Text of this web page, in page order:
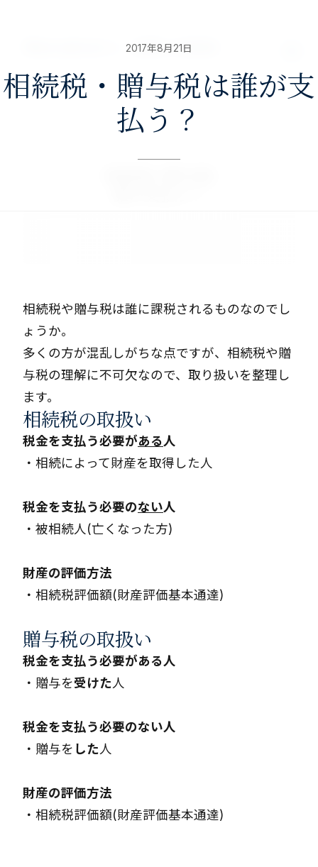
澤田公認会計士・税理士事務所
2017年8月21日
相続税・贈与税は誰が支
払う？
相続税や贈与税は誰に課税されるものなのでし
ょうか。
多くの方が混乱しがちな点ですが、相続税や贈
与税の理解に不可欠なので、取り扱いを整理し
ます。
相続税の取扱い
税金を支払う必要がある人
・相続によって財産を取得した人
税金を支払う必要のない人
・被相続人(亡くなった方)
財産の評価方法
・相続税評価額(財産評価基本通達)
贈与税の取扱い
税金を支払う必要がある人
・贈与を受けた人
税金を支払う必要のない人
・贈与を した人
財産の評価方法
・相続税評価額(財産評価基本通達)